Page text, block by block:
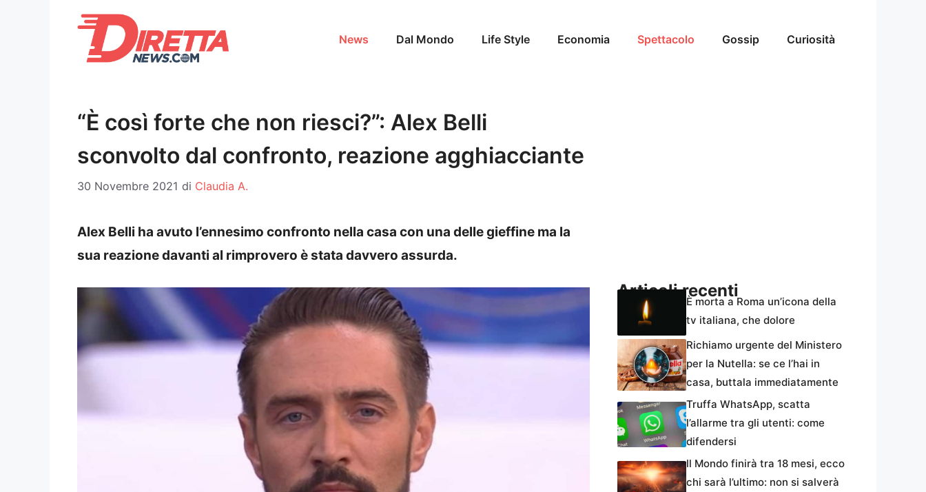
News Dal Mondo Life Style Economia Spettacolo Gossip Curiosità
“È così forte che non riesci?”: Alex Belli
sconvolto dal confronto, reazione agghiacciante
30 Novembre 2021 di Claudia A.
Alex Belli ha avuto l’ennesimo confronto nella casa con una delle gieffine ma la
sua reazione davanti al rimprovero è stata davvero assurda.
Articoli recenti
È morta a Roma un’icona della
tv italiana, che dolore
Richiamo urgente del Ministero
per la Nutella: se ce l’hai in
casa, buttala immediatamente
Truffa WhatsApp, scatta
l’allarme tra gli utenti: come
difendersi
Il Mondo finirà tra 18 mesi, ecco
chi sarà l’ultimo: non si salverà